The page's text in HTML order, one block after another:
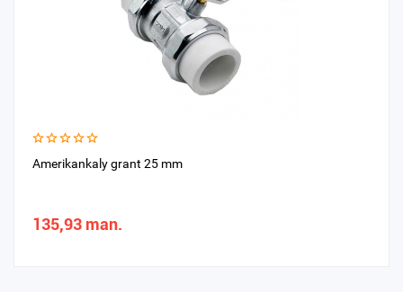
Amerikankaly grant 25 mm
135,93 man.